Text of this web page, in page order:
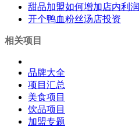
甜品加盟如何增加店内利润
开个鸭血粉丝汤店投资
相关项目
品牌大全
项目汇总
美食项目
饮品项目
加盟专题